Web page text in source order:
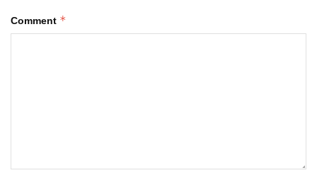
Comment *